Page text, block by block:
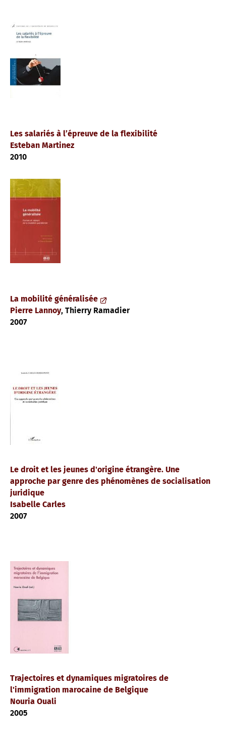
Les salariés à l’épreuve de la flexibilité
Esteban Martinez
2010
La mobilité généralisée
Pierre Lannoy, Thierry Ramadier
2007
Le droit et les jeunes d'origine étrangère. Une
approche par genre des phénomènes de socialisation
juridique
Isabelle Carles
2007
Trajectoires et dynamiques migratoires de
l'immigration marocaine de Belgique
Nouria Ouali
2005